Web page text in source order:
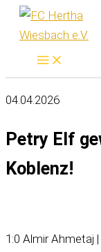
Zum
Inhalt
springen
04.04.2026
Petry Elf
Koblenz!
1:0 Almir Ahmetaj